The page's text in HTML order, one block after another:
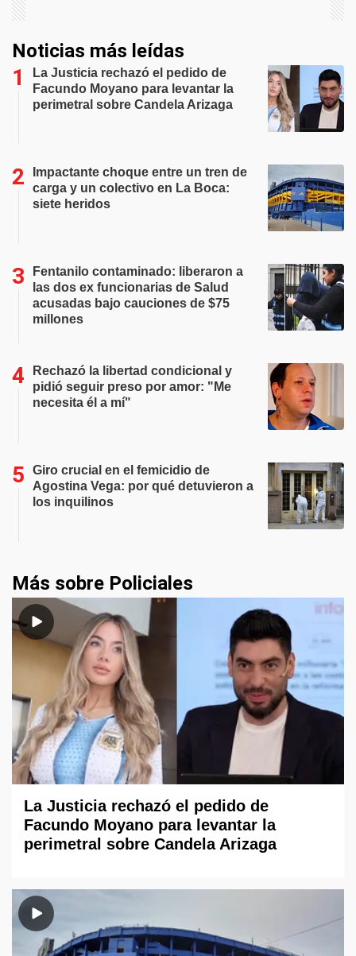
Noticias más leídas
La Justicia rechazó el pedido de
Facundo Moyano para levantar la
perimetral sobre Candela Arizaga
Impactante choque entre un tren de
carga y un colectivo en La Boca:
siete heridos
Fentanilo contaminado: liberaron a
las dos ex funcionarias de Salud
acusadas bajo cauciones de $75
millones
Rechazó la libertad condicional y
pidió seguir preso por amor: "Me
necesita él a mí"
Giro crucial en el femicidio de
Agostina Vega: por qué detuvieron a
los inquilinos
Más sobre Policiales
La Justicia rechazó el pedido de
Facundo Moyano para levantar la
perimetral sobre Candela Arizaga